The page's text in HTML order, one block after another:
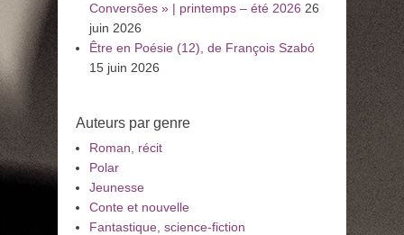
Conversões » | printemps – été 2026 26
juin 2026
Être en Poésie (12), de François Szabó
15 juin 2026
Auteurs par genre
Roman, récit
Polar
Jeunesse
Conte et nouvelle
Fantastique, science-fiction